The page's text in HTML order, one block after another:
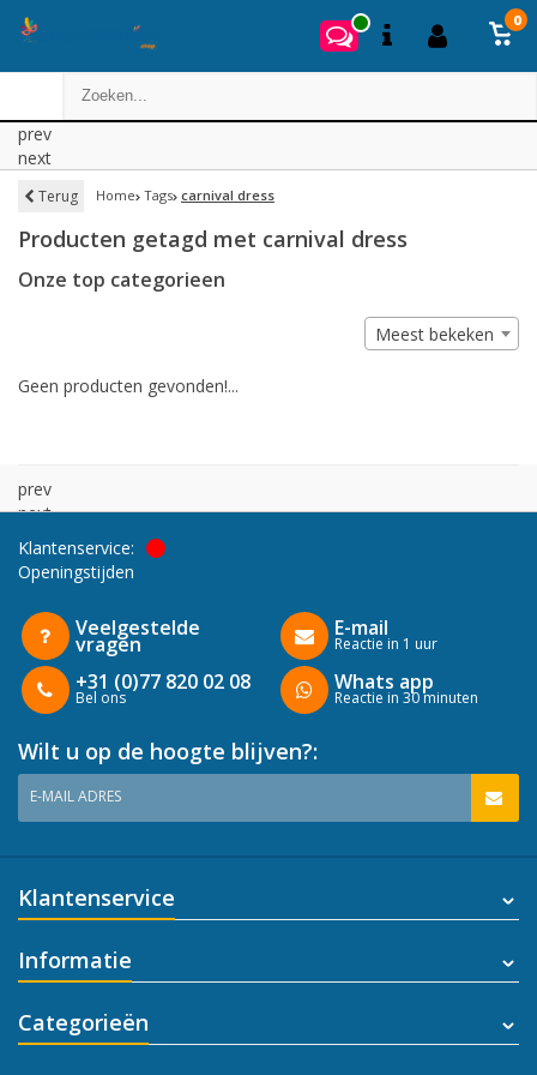
0
prev
next
Terug Home Tags carnival dress
Producten getagd met carnival dress
Onze top categorieen
Meest bekeken
Geen producten gevonden!...
prev
next
Klantenservice:
Openingstijden
Veelgestelde
vragen
+31 (0)77 820 02 08
Bel ons
E-mail
Reactie in 1 uur
Whats app
Reactie in 30 minuten
Wilt u op de hoogte blijven?:
E-MAIL ADRES
Klantenservice
Informatie
Categorieën